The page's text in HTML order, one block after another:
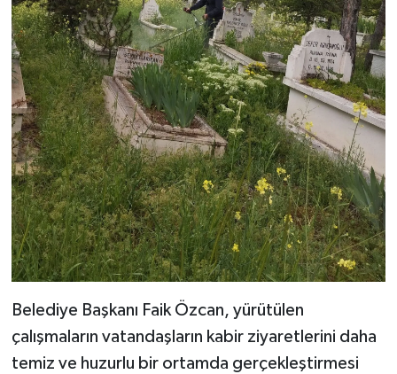
Belediye Başkanı Faik Özcan, yürütülen
çalışmaların vatandaşların kabir ziyaretlerini daha
temiz ve huzurlu bir ortamda gerçekleştirmesi